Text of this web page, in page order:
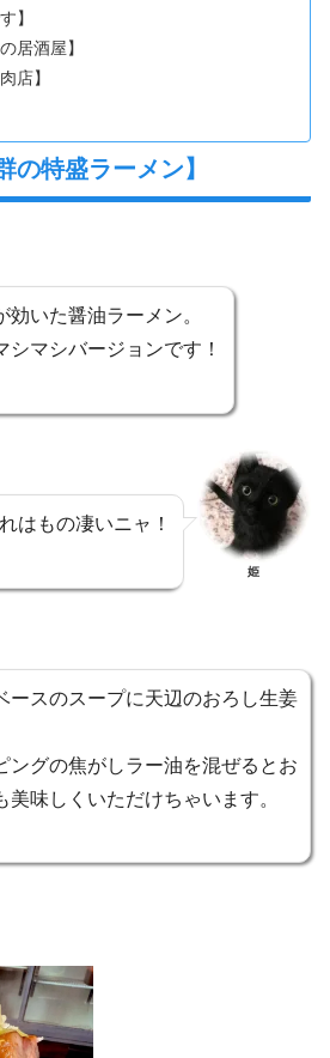
】
居酒屋】
店】
の特盛ラーメン】
効いた醤油ラーメン。
シマシバージョンです！
はもの凄いニャ！
姫
ースのスープに天辺のおろし生姜
ングの焦がしラー油を混ぜるとお
美味しくいただけちゃいます。